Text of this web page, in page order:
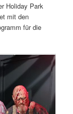
Holiday Park
mit den
für die